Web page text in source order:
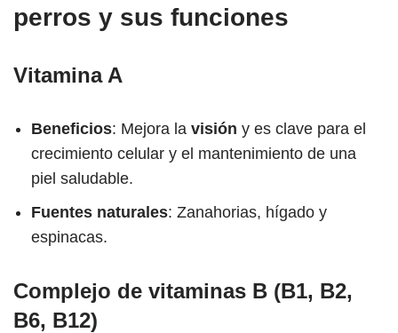
perros y sus funciones
Vitamina A
Beneficios: Mejora la visión y es clave para el
crecimiento celular y el mantenimiento de una
piel saludable.
Fuentes naturales: Zanahorias, hígado y
espinacas.
Complejo de vitaminas B (B1, B2,
B6, B12)